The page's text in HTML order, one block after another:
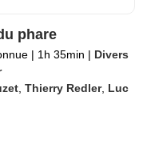
phare
| 1h 35min | Divers
,Thierry Redler, Luc